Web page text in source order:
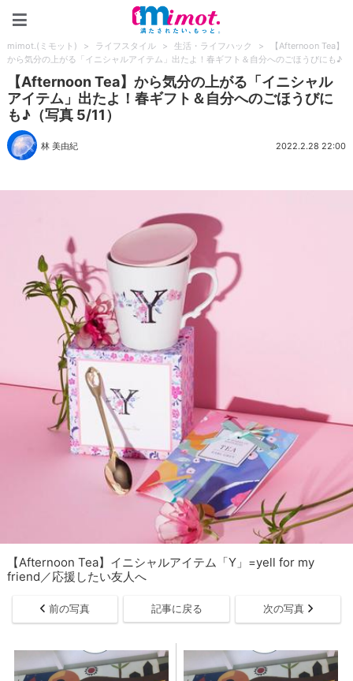
mimot.(ミモット) > ライフスタイル > 生活・ライフハック >
【Afternoon Tea】
から気分の上がる「イニシャルアイテム」出たよ！春ギフト＆自分へのごほうびにも♪
【Afternoon Tea】から気分の上がる「イニシャル
アイテム」出たよ！春ギフト＆自分へのごほうびに
も♪（写真 5/11）
林 美由紀 2022.2.28 22:00
【Afternoon Tea】イニシャルアイテム「Y」=yell for my
friend／応援したい友人へ
前の写真 記事に戻る 次の写真